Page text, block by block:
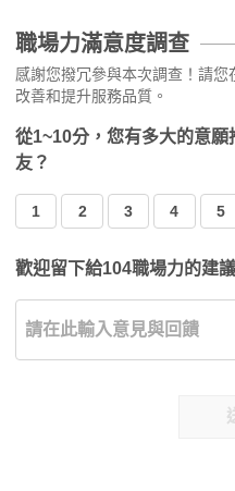
職場力滿意度調查
感謝您撥冗參與本次調查！請
改善和提升服務品質。
從1~10分，您有多大的意
友？
1 2 3 4 5
歡迎留下給104職場力的建